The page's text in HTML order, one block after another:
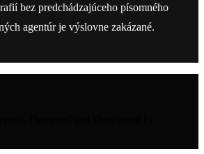
bez predchádzajúceho písomného
agentúr je výslovne zakázané.